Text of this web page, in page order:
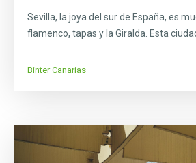
Sevilla, la joya del sur de España, es
flamenco, tapas y la Giralda. Esta
Binter Canarias